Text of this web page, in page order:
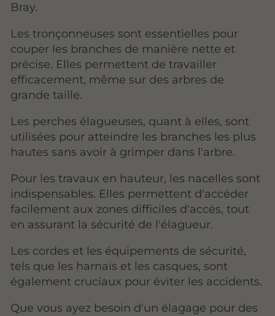
Bray.
Les tronçonneuses sont essentielles pour
couper les branches de manière nette et
précise. Elles permettent de travailler
efficacement, même sur des arbres de
grande taille.
Les perches élagueuses, quant à elles, sont
utilisées pour atteindre les branches les plus
hautes sans avoir à grimper dans l'arbre.
Pour les travaux en hauteur, les nacelles sont
indispensables. Elles permettent d'accéder
facilement aux zones difficiles d'accès, tout
en assurant la sécurité de l'élagueur.
Les cordes et les équipements de sécurité,
tels que les harnais et les casques, sont
également cruciaux pour éviter les accidents.
Que vous ayez besoin d'un élagage pour des